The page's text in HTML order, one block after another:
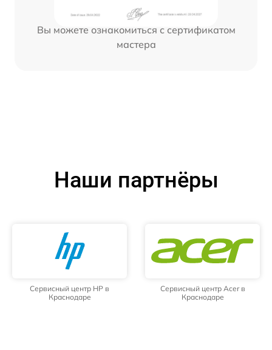
Вы можете ознакомиться с сертификатом
мастера
Наши партнёры
Сервисный центр HP в
Краснодаре
Сервисный центр Acer в
Краснодаре